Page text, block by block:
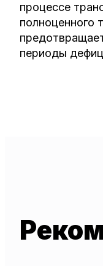
процессе
полноценного
периоды